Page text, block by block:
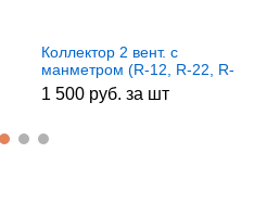
Коллектор 2 вент. с
манметром (R-12, R-22, R-
134, R-404, R-502).
CT536G
1 500 руб. за шт